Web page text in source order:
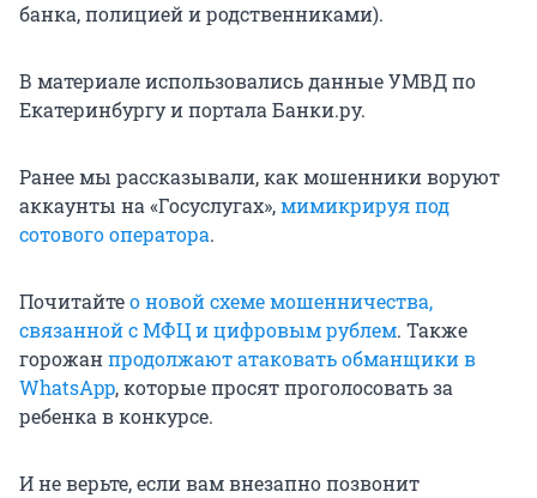
банка, полицией и родственниками).
В материале использовались данные УМВД по
Екатеринбургу и портала Банки.ру.
Ранее мы рассказывали, как мошенники воруют
аккаунты на «Госуслугах»,мимикрируя под
сотового оператора.
Почитайтео новой схеме мошенничества,
связанной с МФЦ и цифровым рублем. Также
горожанпродолжают атаковать обманщики в
WhatsApp, которые просят проголосовать за
ребенка в конкурсе.
И не верьте, если вам внезапно позвонит